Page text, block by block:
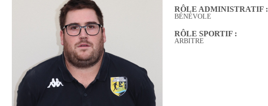
RÔLE ADMINISTRATIF :
BÉNÉVOLE
RÔLE SPORTIF :
ARBITRE